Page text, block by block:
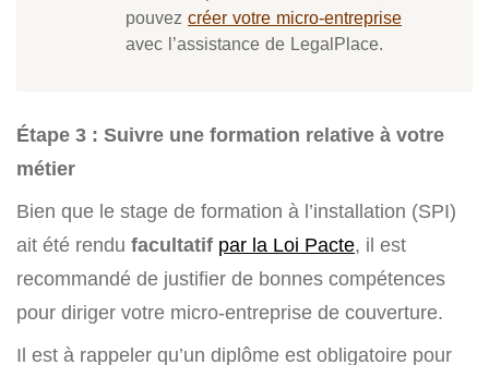
pouvez créer votre micro-entreprise
avec l’assistance de LegalPlace.
Étape 3 : Suivre une formation relative à votre
métier
Bien que le stage de formation à l’installation (SPI)
ait été rendu facultatif par la Loi Pacte, il est
recommandé de justifier de bonnes compétences
pour diriger votre micro-entreprise de couverture.
Il est à rappeler qu’un diplôme est obligatoire pour